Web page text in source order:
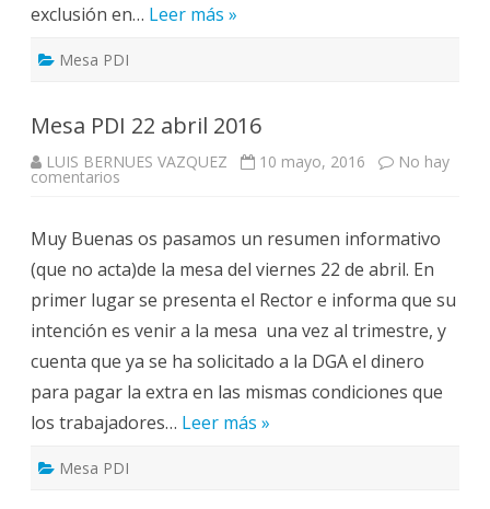
exclusión en… Leer más »
Mesa PDI
Mesa PDI 22 abril 2016
LUIS BERNUES VAZQUEZ 10 mayo, 2016 No hay
comentarios
abril
2016
Muy Buenas os pasamos un resumen informativo
(que no acta)de la mesa del viernes 22 de abril. En
primer lugar se presenta el Rector e informa que su
intención es venir a la mesa una vez al trimestre, y
cuenta que ya se ha solicitado a la DGA el dinero
para pagar la extra en las mismas condiciones que
los trabajadores… Leer más »
Mesa PDI